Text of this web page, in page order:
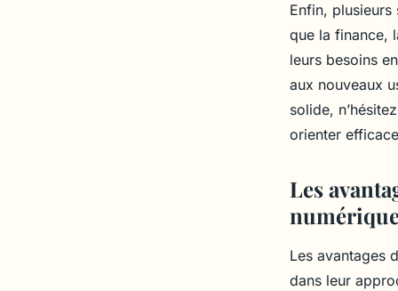
Enfin, plusieurs
que la finance,
leurs besoins
aux nouveaux
solide,
orienter
Les
Les avantages
dans leur